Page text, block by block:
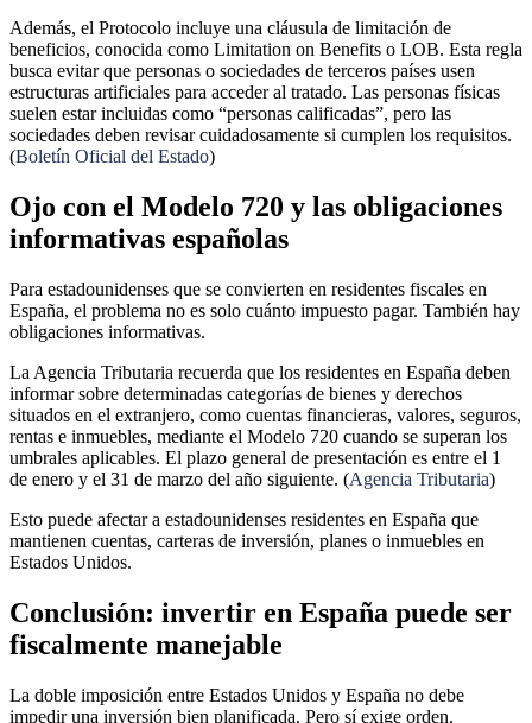
Además, el Protocolo incluye una cláusula de limitación de
beneficios, conocida como Limitation on Benefits o LOB. Esta regla
busca evitar que personas o sociedades de terceros países usen
estructuras artificiales para acceder al tratado. Las personas físicas
suelen estar incluidas como “personas calificadas”, pero las
sociedades deben revisar cuidadosamente si cumplen los requisitos.
(Boletín Oficial del Estado)
Ojo con el Modelo 720 y las obligaciones
informativas españolas
Para estadounidenses que se convierten en residentes fiscales en
España, el problema no es solo cuánto impuesto pagar. También hay
obligaciones informativas.
La Agencia Tributaria recuerda que los residentes en España deben
informar sobre determinadas categorías de bienes y derechos
situados en el extranjero, como cuentas financieras, valores, seguros,
rentas e inmuebles, mediante el Modelo 720 cuando se superan los
umbrales aplicables. El plazo general de presentación es entre el 1
de enero y el 31 de marzo del año siguiente. (Agencia Tributaria)
Esto puede afectar a estadounidenses residentes en España que
mantienen cuentas, carteras de inversión, planes o inmuebles en
Estados Unidos.
Conclusión: invertir en España puede ser
fiscalmente manejable
La doble imposición entre Estados Unidos y España no debe
impedir una inversión bien planificada. Pero sí exige orden.